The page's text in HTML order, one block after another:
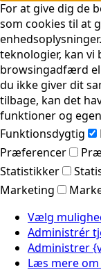
For at give dig de
som cookies til at
teknologier, kan vi
browsingadfærd
du ikke giver dit
tilbage, kan det
funktioner og
Funktionsdygtig
Præferencer
Statistikker
Marketing
Vælg
Administrér
Administrer
Læs mere